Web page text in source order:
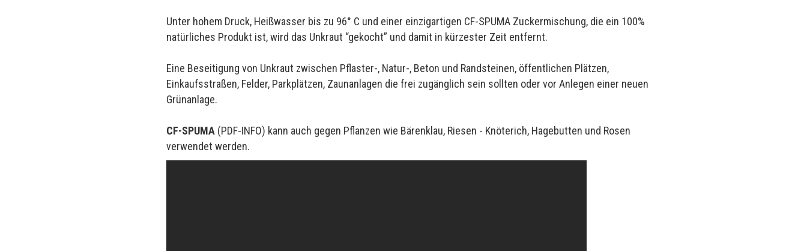
Unter hohem Druck, Heißwasser bis zu 96° C und einer einzigartigen CF-SPUMA Zuckermischung, die ein 100%
natürliches Produkt ist, wird das Unkraut “gekocht” und damit in kürzester Zeit entfernt.
Eine Beseitigung von Unkraut zwischen Pflaster-, Natur-, Beton und Randsteinen, öffentlichen Plätzen,
Einkaufsstraßen, Felder, Parkplätzen, Zaunanlagen die frei zugänglich sein sollten oder vor Anlegen einer neuen
Grünanlage.
CF-SPUMA (PDF-INFO) kann auch gegen Pflanzen wie Bärenklau, Riesen - Knöterich, Hagebutten und Rosen
verwendet werden.